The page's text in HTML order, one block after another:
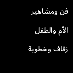
فن ومشاهير
الأم والطفل
زفاف وخطوبة